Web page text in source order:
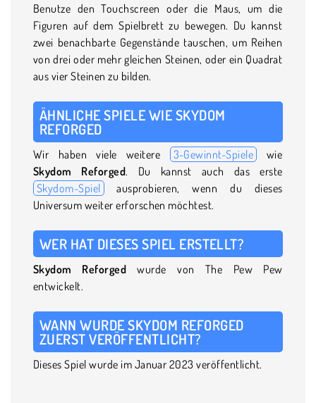
Benutze den Touchscreen oder die Maus, um die
Figuren auf dem Spielbrett zu bewegen. Du kannst
zwei benachbarte Gegenstände tauschen, um Reihen
von drei oder mehr gleichen Steinen, oder ein Quadrat
aus vier Steinen zu bilden.
ÄHNLICHE SPIELE WIE SKYDOM
REFORGED
Wir haben viele weitere 3-Gewinnt-Spiele
wie
Skydom Reforged. Du kannst auch das erste
Skydom-Spiel ausprobieren, wenn du dieses
Universum weiter erforschen möchtest.
WER HAT DIESES SPIEL ERSTELLT?
Skydom Reforged wurde von The Pew Pew
entwickelt.
WANN WURDE SKYDOM REFORGED
ZUERST VERÖFFENTLICHT?
Dieses Spiel wurde im Januar 2023 veröffentlicht.